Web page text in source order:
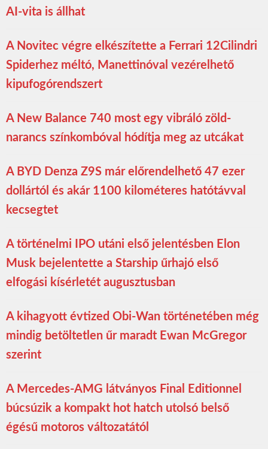
AI-vita is állhat
A Novitec végre elkészítette a Ferrari 12Cilindri
Spiderhez méltó, Manettinóval vezérelhető
kipufogórendszert
A New Balance 740 most egy vibráló zöld-
narancs színkombóval hódítja meg az utcákat
A BYD Denza Z9S már előrendelhető 47 ezer
dollártól és akár 1100 kilométeres hatótávval
kecsegtet
A történelmi IPO utáni első jelentésben Elon
Musk bejelentette a Starship űrhajó első
elfogási kísérletét augusztusban
A kihagyott évtized Obi-Wan történetében még
mindig betöltetlen űr maradt Ewan McGregor
szerint
A Mercedes-AMG látványos Final Editionnel
búcsúzik a kompakt hot hatch utolsó belső
égésű motoros változatától